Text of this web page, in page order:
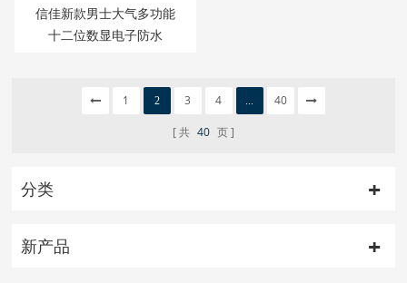
信佳新款男士大气多功能
十二位数显电子防水
1 2 3 4 ... 40
共 40 页
分类
新产品